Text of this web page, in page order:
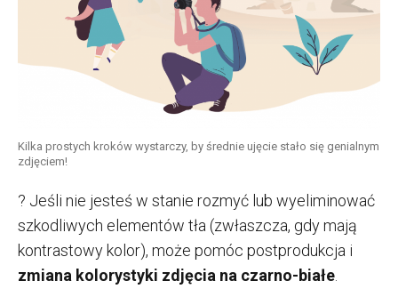
Kilka prostych kroków wystarczy, by średnie ujęcie stało się genialnym
zdjęciem!
? Jeśli nie jesteś w stanie rozmyć lub wyeliminować
szkodliwych elementów tła (zwłaszcza, gdy mają
kontrastowy kolor), może pomóc postprodukcja i
zmiana kolorystyki zdjęcia na czarno-białe.